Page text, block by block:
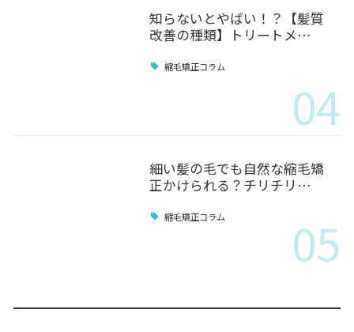
知らないとやばい！？【髪質
改善の種類】トリートメ…
縮毛矯正コラム
04
細い髪の毛でも自然な縮毛矯
正かけられる？チリチリ…
縮毛矯正コラム 05